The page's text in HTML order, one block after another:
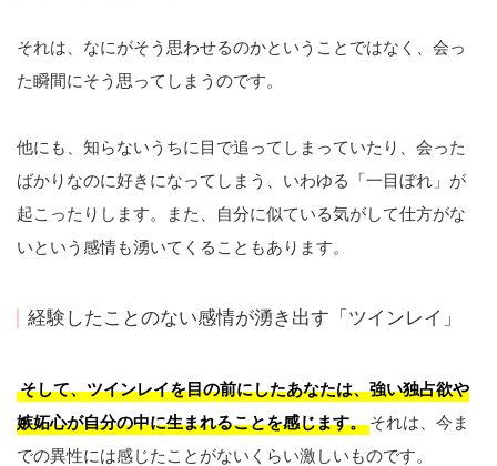
それは、なにがそう思わせるのかということではなく、会っ
た瞬間にそう思ってしまうのです。
他にも、知らないうちに目で追ってしまっていたり、会った
ばかりなのに好きになってしまう、いわゆる「一目ぼれ」が
起こったりします。また、自分に似ている気がして仕方がな
いという感情も湧いてくることもあります。
経験したことのない感情が湧き出す「ツインレイ」
そして、ツインレイを目の前にしたあなたは、強い独占欲や
嫉妬心が自分の中に生まれることを感じます。 それは、今ま
での異性には感じたことがないくらい激しいものです。